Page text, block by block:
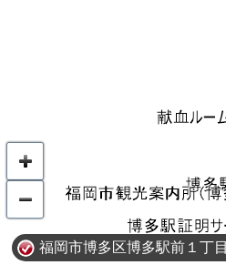
福岡市博多区博多駅前１丁目